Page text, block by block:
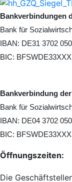
Bankverbindungen
Bank für
IBAN: DE31 3702
BIC: BFSWDE33XXX
Bankverbindung
Bank für
IBAN: DE04 3702
BIC: BFSWDE33XXX
Öffnungszeiten:
Die